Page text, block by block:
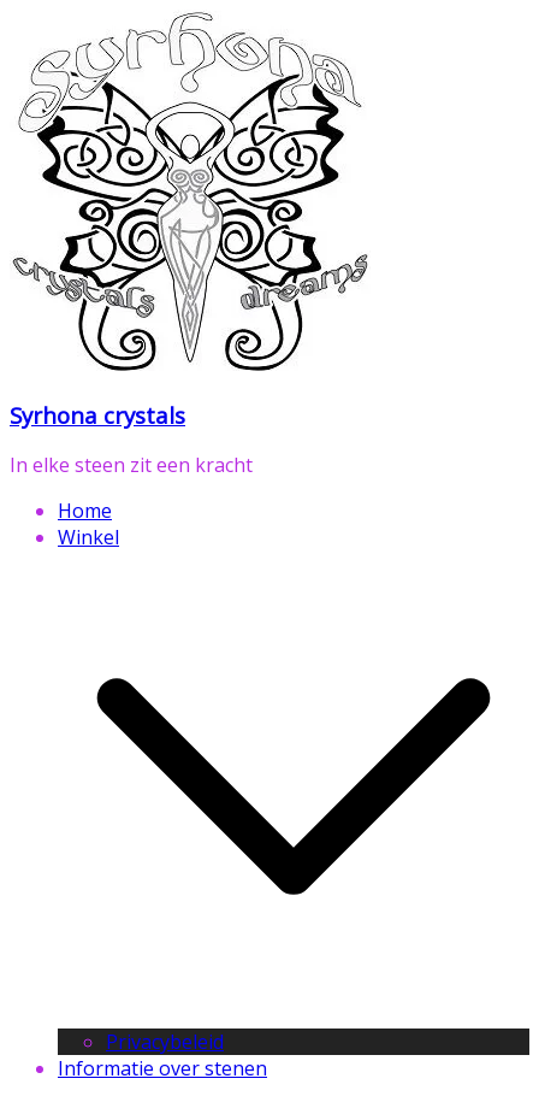
naar
inhoud
Syrhona crystals
In elke steen zit een kracht
Home
Winkel
Privacybeleid
Informatie over stenen